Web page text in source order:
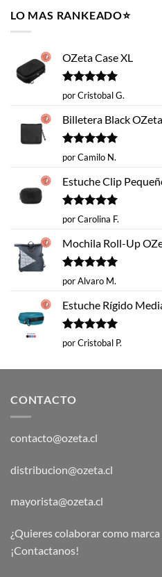
era:
$14.620.
LO MAS RANKEADO⭐️
OZeta Case XL
Valorado
con
por Cristobal G.
Billetera Black OZeta
Valorado
con
por Camilo N.
Estuche Clip
Valorado
con
por Carolina F.
Mochila Roll-Up
Valorado
con
por Alvaro M.
Estuche Rígido
Valorado
con
por Cristobal P.
CONTACTO
contacto@ozeta.cl
distribucion@ozeta.cl
mayorista@ozeta.cl
¿Quieres colaborar como
¡Contactanos!